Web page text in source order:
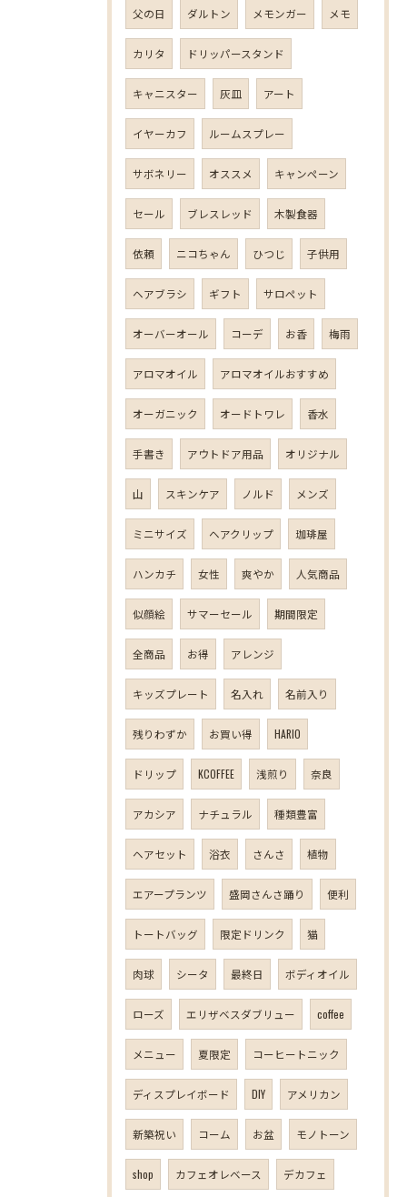
父の日 ダルトン メモンガー メモ
カリタ ドリッパースタンド
キャニスター 灰皿 アート
イヤーカフ ルームスプレー
サボネリー オススメ キャンペーン
セール ブレスレッド 木製食器
依頼 ニコちゃん ひつじ 子供用
ヘアブラシ ギフト サロペット
オーバーオール コーデ お香 梅雨
アロマオイル アロマオイルおすすめ
オーガニック オードトワレ 香水
手書き アウトドア用品 オリジナル
山 スキンケア ノルド メンズ
ミニサイズ ヘアクリップ 珈琲屋
ハンカチ 女性 爽やか 人気商品
似顔絵 サマーセール 期間限定
全商品 お得 アレンジ
キッズプレート 名入れ 名前入り
残りわずか お買い得 HARIO
ドリップ KCOFFEE 浅煎り 奈良
アカシア ナチュラル 種類豊富
ヘアセット 浴衣 さんさ 植物
エアープランツ 盛岡さんさ踊り 便利
トートバッグ 限定ドリンク 猫
肉球 シータ 最終日 ボディオイル
ローズ エリザベスダブリュー coffee
メニュー 夏限定 コーヒートニック
ディスプレイボード DIY アメリカン
新築祝い コーム お盆 モノトーン
shop カフェオレベース デカフェ